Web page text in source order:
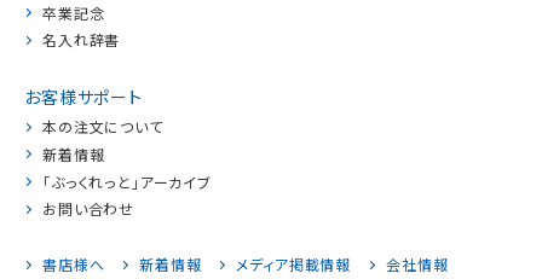
卒業記念
名入れ辞書
お客様サポート
本の注文について
新着情報
「ぶっくれっと」アーカイブ
お問い合わせ
書店様へ 新着情報 メディア掲載情報 会社情報